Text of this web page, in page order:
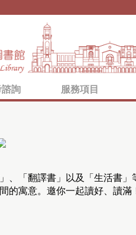
詢 服務項目
、「翻譯書」以及「生活書
的寓意。邀你一起讀好、讀滿